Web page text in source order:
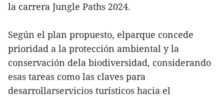
la carrera Jungle Paths 2024.
Según el plan propuesto, elparque concede
prioridad a la protección ambiental y la
conservación dela biodiversidad, considerando
esas tareas como las claves para
desarrollarservicios turísticos hacia el